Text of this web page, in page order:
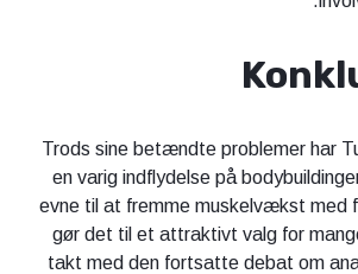
Trods sine betændte problemer har
en varig indflydelse på
evne til at fremme muskelvækst med
gør det til et attraktivt valg for
takt med den fortsatte debat om